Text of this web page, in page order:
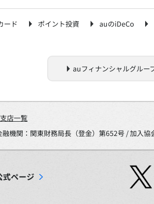
ード ポイント投資 auのiDeCo
auフィナンシャルグルー
支店一覧
機関：関東財務局長（登金）第652号 / 加入
式ページ